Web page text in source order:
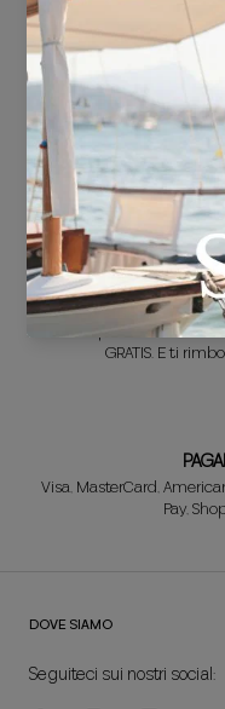
Per
Sappiamo che non vedi
abbiamo
Non è quello che
GRATIS. E ti
Visa, MasterCard,
Pay,
DOVE SIAMO
Seguiteci sui nostri social: